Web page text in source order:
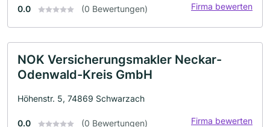
0.0 (0 Bewertungen) Firma bewerten
NOK Versicherungsmakler Neckar-
Odenwald-Kreis GmbH
Höhenstr. 5, 74869 Schwarzach
0.0 (0 Bewertungen) Firma bewerten